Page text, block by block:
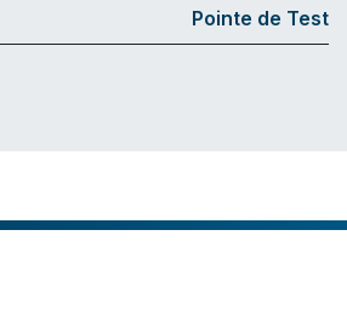
Pointe de Test